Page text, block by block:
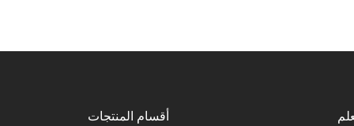
أقسام المنتجات